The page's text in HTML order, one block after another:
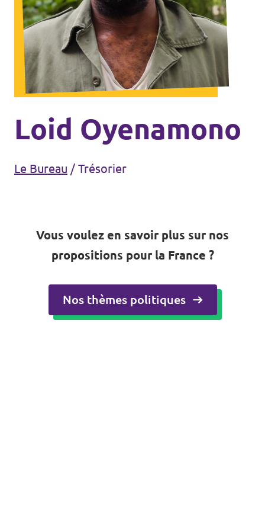
Agenda
Volt FALC
Donner
Adhérer
Loid Oyenamono
Le Bureau / Trésorier
Vous voulez en savoir plus sur nos
propositions pour la France ?
Nos thèmes politiques